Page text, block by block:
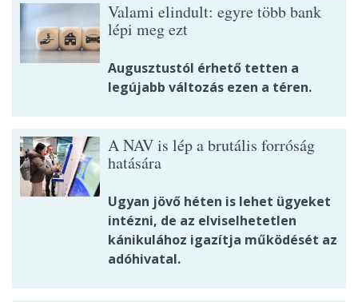
Valami elindult: egyre több bank
lépi meg ezt
Augusztustól érhető tetten a
legújabb változás ezen a téren.
A NAV is lép a brutális forróság
hatására
Ugyan jövő héten is lehet ügyeket
intézni, de az elviselhetetlen
kánikulához igazítja működését az
adóhivatal.